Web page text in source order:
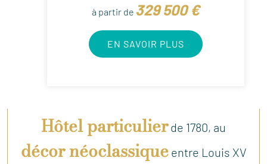
à partir de 329 500 €
EN SAVOIR PLUS
Hôtel particulierde 1780, au
décor néoclassiqueentre Louis XV